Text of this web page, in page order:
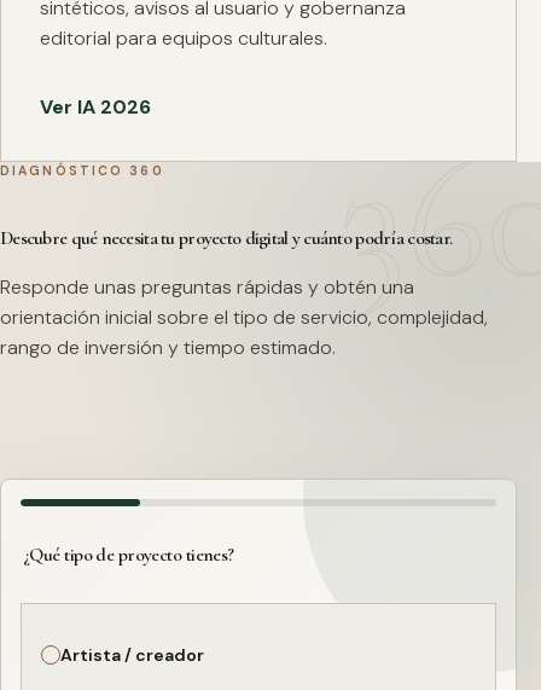
sintéticos, avisos al usuario y gobernanza
editorial para equipos culturales.
Ver IA 2026
DIAGNÓSTICO 360
Descubre qué necesita tu proyecto digital y cuánto podría costar.
Responde unas preguntas rápidas y obtén una
orientación inicial sobre el tipo de servicio, complejidad,
rango de inversión y tiempo estimado.
¿Qué tipo de proyecto tienes?
Artista / creador